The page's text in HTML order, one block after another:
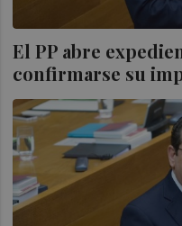
El PP abre
confirmarse su